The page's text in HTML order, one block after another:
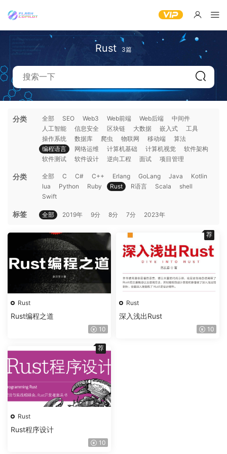
Rust 3篇
分类 全部 SEO Web3 Web前端 Web后端
中间件
人工智能
信息安全 区块链 大数据 嵌入式
工具
操作系统
数据库 爬虫 物联网 移动端
算法
编程语言
网络运维 计算机基础 计算机视觉
软件架构
软件测试
软件设计 逆向工程 面试 项目管理
分类 全部 C C# C++ Erlang GoLang Java
Kotlin
lua
Python Ruby Rust R语言 Scala
shell
Swift
标签 全部 2019年 9分 8分 7分 2023年
Rust
Rust编程之道
10
Rust
深入浅出Rust
10
荐
Rust
Rust程序设计
10
荐